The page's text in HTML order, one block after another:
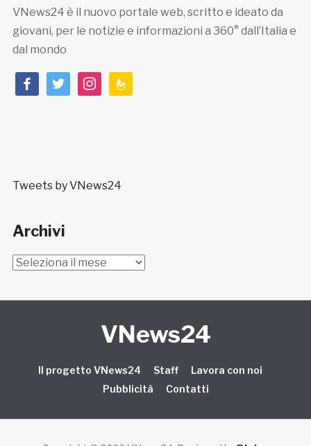
VNews24 è il nuovo portale web, scritto e ideato da
giovani, per le notizie e informazioni a 360° dall’Italia e
dal mondo
facebooktwitterinstagramfeedburner
Tweets by VNews24
Archivi
Archivi
VNews24
Il progetto VNews24 Staff
Lavora con noi
Pubblicità
Contatti